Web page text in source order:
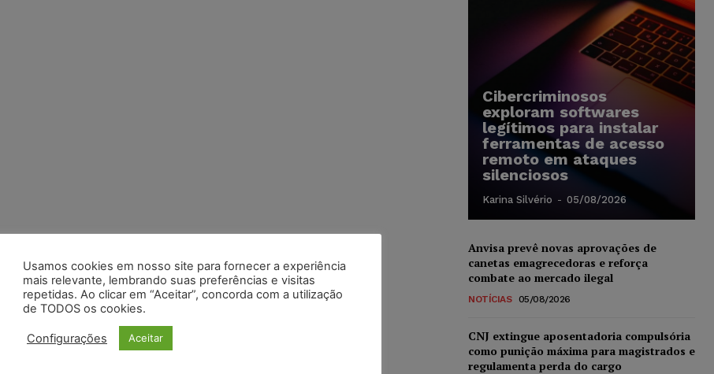
Cibercriminosos
exploram softwares
legítimos para instalar
ferramentas de acesso
remoto em ataques
silenciosos
Karina Silvério - 05/08/2026
Anvisa prevê novas aprovações de
canetas emagrecedoras e reforça
combate ao mercado ilegal
NOTÍCIAS 05/08/2026
CNJ extingue aposentadoria compulsória
como punição máxima para magistrados e
regulamenta perda do cargo
Usamos cookies em nosso site para fornecer a experiência
mais relevante, lembrando suas preferências e visitas
repetidas. Ao clicar em “Aceitar”, concorda com a utilização
de TODOS os cookies.
Configurações Aceitar